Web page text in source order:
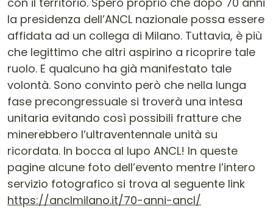
la presidenza dell’ANCL nazionale possa essere
affidata ad un collega di Milano. Tuttavia, è più
che legittimo che altri aspirino a ricoprire tale
ruolo. E qualcuno ha già manifestato tale
volontà. Sono convinto però che nella lunga
fase precongressuale si troverà una intesa
unitaria evitando così possibili fratture che
minerebbero l’ultraventennale unità su
ricordata. In bocca al lupo ANCL! In queste
pagine alcune foto dell’evento mentre l’intero
servizio fotografico si trova al seguente link
https://anclmilano.it/70-anni-ancl/